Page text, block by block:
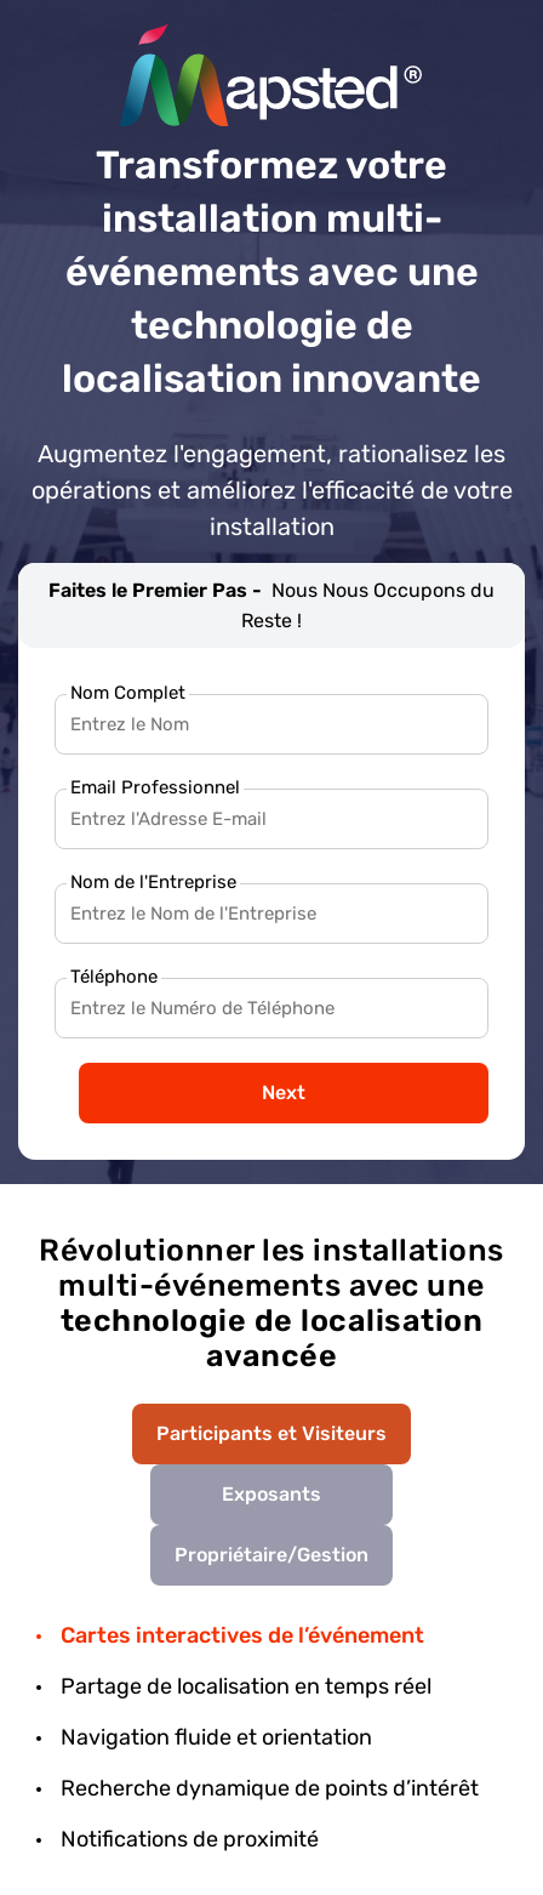
Transformez votre
installation multi-
événements avec une
technologie de
localisation innovante
Augmentez l'engagement, rationalisez les
opérations et améliorez l'efficacité de votre
installation
Faites le Premier Pas - Nous Nous Occupons du
Reste !
Nom Complet
Email Professionnel
Nom de l'Entreprise
Téléphone
Next
Révolutionner les installations
multi-événements avec une
technologie de localisation
avancée
Participants et Visiteurs
Exposants
Propriétaire/Gestion
Cartes interactives de l’événement
Partage de localisation en temps réel
Navigation fluide et orientation
Recherche dynamique de points d’intérêt
Notifications de proximité